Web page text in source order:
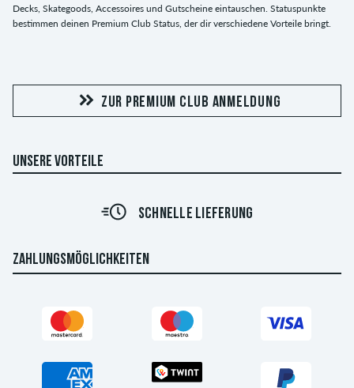
Decks, Skategoods, Accessoires und Gutscheine eintauschen. Statuspunkte
bestimmen deinen Premium Club Status, der dir verschiedene Vorteile bringt.
ZUR PREMIUM CLUB ANMELDUNG
UNSERE VORTEILE
SCHNELLE LIEFERUNG
ZAHLUNGSMÖGLICHKEITEN